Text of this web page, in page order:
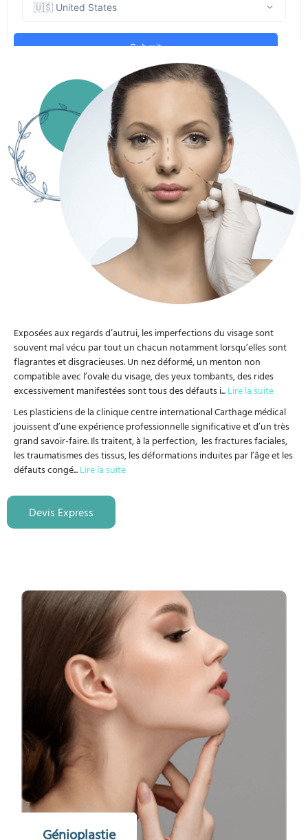
Exposées aux regards d’autrui, les imperfections du visage sont
souvent mal vécu par tout un chacun notamment lorsqu’elles sont
flagrantes et disgracieuses. Un nez déformé, un menton non
compatible avec l’ovale du visage, des yeux tombants, des rides
excessivement manifestées sont tous des défauts i...Lire la suite
Les plasticiens de la clinique centre international Carthage médical
jouissent d’une expérience professionnelle significative et d’un très
grand savoir-faire. Ils traitent, à la perfection, les fractures faciales,
les traumatismes des tissus, les déformations induites par l’âge et les
défauts congé...Lire la suite
Devis Express
Génioplastie